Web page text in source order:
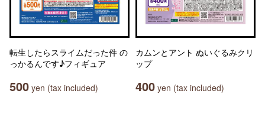
転生したらスライムだった件 の
っかるんです♪フィギュア
500 yen (tax included)
カムンとアント ぬいぐるみクリ
ップ
400 yen (tax included)